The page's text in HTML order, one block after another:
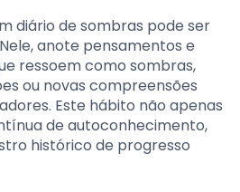
diário de sombras pode ser
anote pensamentos e
ressoem como sombras,
ou novas compreensões
Este hábito não apenas
de autoconhecimento,
histórico de progresso